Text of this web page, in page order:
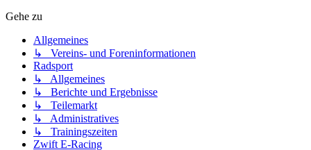
Gehe zu
Allgemeines
↳ Vereins- und Foreninformationen
Radsport
↳ Allgemeines
↳ Berichte und Ergebnisse
↳ Teilemarkt
↳ Administratives
↳ Trainingszeiten
Zwift E-Racing